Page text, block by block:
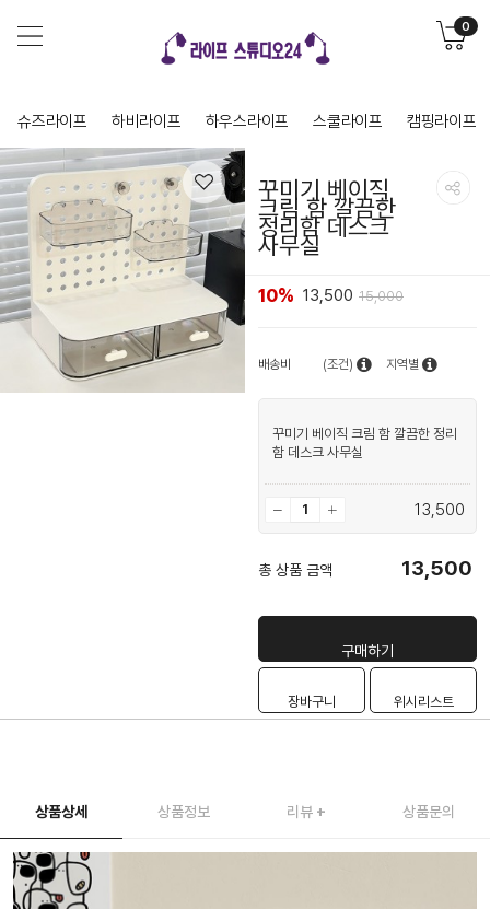
0
슈즈라이프 하비라이프 하우스라이프 스쿨라이프 캠핑라이프
꾸미기 베이직
크림 함 깔끔한
정리함 데스크
사무실
10% 13,500 15,000
배송비 (조건) 지역별
꾸미기 베이직 크림 함 깔끔한 정리
함 데스크 사무실
13,500
총 상품 금액 13,500
구매하기
장바구니 위시리스트
상품상세 상품정보 리뷰 + 상품문의